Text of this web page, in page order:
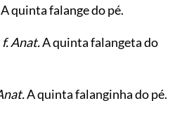
quinta falange do pé.
f. Anat.A quinta falangeta do
A quinta falanginha do pé.